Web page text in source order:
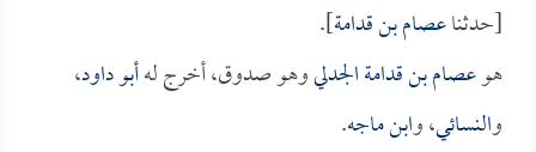
[حدثناعصام بن قدامة].
هوعصام بن قدامة الجدليوهو صدوق، أخرج لهأبو داود،
والنسائي، وابن ماجه.